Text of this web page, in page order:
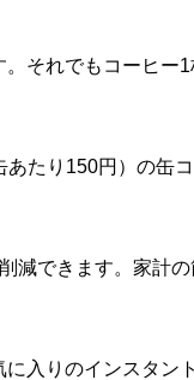
それでもコーヒー1
たり150円）の缶
減できます。家計の
入りのインスタン